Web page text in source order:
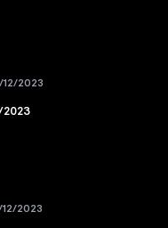
12/2023
2023
12/2023